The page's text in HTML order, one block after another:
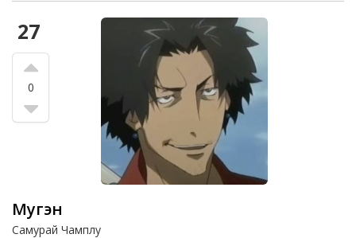
27
0
Мугэн
Самурай Чамплу